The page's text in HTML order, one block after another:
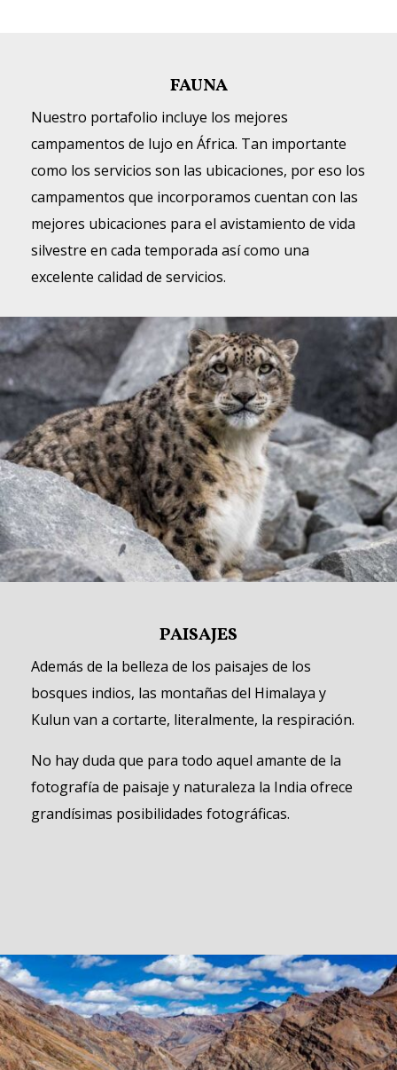
FAUNA
Nuestro portafolio incluye los mejores
campamentos de lujo en África. Tan importante
como los servicios son las ubicaciones, por eso los
campamentos que incorporamos cuentan con las
mejores ubicaciones para el avistamiento de vida
silvestre en cada temporada así como una
excelente calidad de servicios.
PAISAJES
Además de la belleza de los paisajes de los
bosques indios, las montañas del Himalaya y
Kulun van a cortarte, literalmente, la respiración.
No hay duda que para todo aquel amante de la
fotografía de paisaje y naturaleza la India ofrece
grandísimas posibilidades fotográficas.